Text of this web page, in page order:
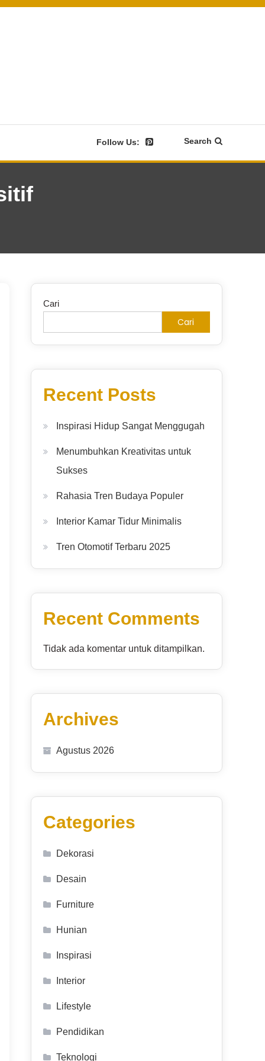
Follow Us: Search
Cari
Cari
Recent Posts
Inspirasi Hidup Sangat Menggugah
Menumbuhkan Kreativitas untuk
Sukses
Rahasia Tren Budaya Populer
Interior Kamar Tidur Minimalis
Tren Otomotif Terbaru 2025
Recent Comments
Tidak ada komentar untuk ditampilkan.
Archives
Agustus 2026
Categories
Dekorasi
Desain
Furniture
Hunian
Inspirasi
Interior
Lifestyle
Pendidikan
Teknologi